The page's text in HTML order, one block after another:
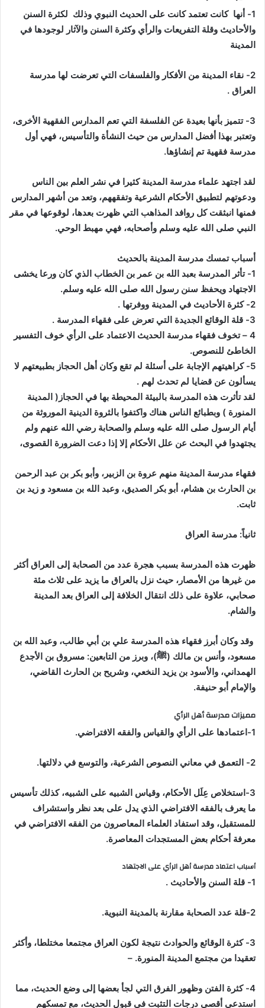
1- أنها كانت تعتمد كانت على الحديث النبوي وذلك لكثرة السنن
والأحاديث وقلة التفريعات والرأي وكثرة السنن والآثار لوجودها في
المدينة
2- نقاء المدينة من الأفكار والفلسفات التي تعرضت لها مدرسة
العراق .
3- تتميز بأنها بعيدة عن الفلسفة التي تعم المدارس الفقهية الأخرى،
وتعتبر بهذا أفضل المدارس من حيث النشأة والتأسيس، فهي أول
مدرسة فقهية تم إنشاؤها.
لقد اجتهد علماء مدرسة المدينة كثيرا في نشر العلم بين الناس
ودعوتهم لتطبيق الأحكام الشرعية وتفقههم، وتعد من أشهر المدارس
فمنها انبثقت كل روافد المذاهب التي ظهرت بعدها، لوقوعها في مقر
النبي صلى الله عليه وسلم وأصحابه، فهي مهبط الوحي.
أسباب تمسك مدرسة المدينة بالحديث
1- تأثر المدرسة بعبد الله بن عمر بن الخطاب الذي كان ورعا يخشى
الاجتهاد ويحفظ سنن رسول الله صلى الله عليه وسلم.
2- كثرة الأحاديث في المدينة ووفرتها
.
3- قلة الوقائع الجديدة التي تعرض على فقهاء المدرسة
.
4 – تخوف فقهاء مدرسة الحديث الاعتماد على الرأي خوف التفسير
الخاطئ للنصوص.
5- كراهيتهم الإجابة على أسئلة لم تقع وكان أهل الحجاز بطبيعتهم لا
يسألون عن قضايا لم تحدث لهم .
لقد تأثرت هذه المدرسة بالبيئة المحيطة بها في الحجاز( المدينة
المنورة ) وبطبائع الناس هناك واكتفوا بالثروة الدينية الموروثة من
أيام الرسول صلى الله عليه وسلم والصحابة رضي الله عنهم ولم
يجتهدوا في البحث عن علل الأحكام إلا إذا دعت الضرورة القصوى،
فقهاء مدرسة المدينة منهم عروة بن الزبير، وأبو بكر بن عبد الرحمن
بن الحارث بن هشام، أبو بكر الصديق، وعبد الله بن مسعود و زيد بن
ثابت.
ثانياً: مدرسة العراق
ظهرت هذه المدرسة بسبب هجرة عدد من الصحابة إلى العراق أكثر
من غيرها من الأمصار، حيث نزل بالعراق ما يزيد على ثلاث مئة
صحابي، علاوة على ذلك انتقال الخلافة إلى العراق بعد المدينة
والشام.
وقد وكان أبرز فقهاء هذه المدرسة علي بن أبي طالب، وعبد الله بن
مسعود، وأنس بن مالك (ﷺ)، وبرز من التابعين: مسروق بن الأجدع
الهمداني، والأسود بن يزيد النخعي، وشريح بن الحارث القاضي،
والإمام أبو حنيفة.
مميزات مدرسة أهل الرأي
1-اعتمادها على الرأي والقياس والفقه الافتراضي.
2- التعمق في معاني النصوص الشرعية، والتوسع في دلالتها.
3-استخلاص عِلَل الأحكام، وقياس الشبيه على الشبيه، كذلك تأسيس
ما يعرف بالفقه الافتراضي الذي يدل على بعد نظر واستشراف
للمستقبل، وقد استفاد العلماء المعاصرون من الفقه الافتراضي في
معرفة أحكام بعض المستجدات المعاصرة.
أسباب اعتماد مدرسة أهل الرأي على الاجتهاد
1- قلة السنن والأحاديث .
2-قلة عدد الصحابة مقارنة بالمدينة النبوية.
3- كثرة الوقائع والحوادث نتيجة لكون العراق مجتمعا مختلطا، وأكثر
تعقيدا من مجتمع المدينة المنورة. –
4- كثرة الفتن وظهور الفرق التي لجأ بعضها إلى وضع الحديث، مما
استدعى أقصى درجات التثبت في قبول الحديث، مع تمسكهم